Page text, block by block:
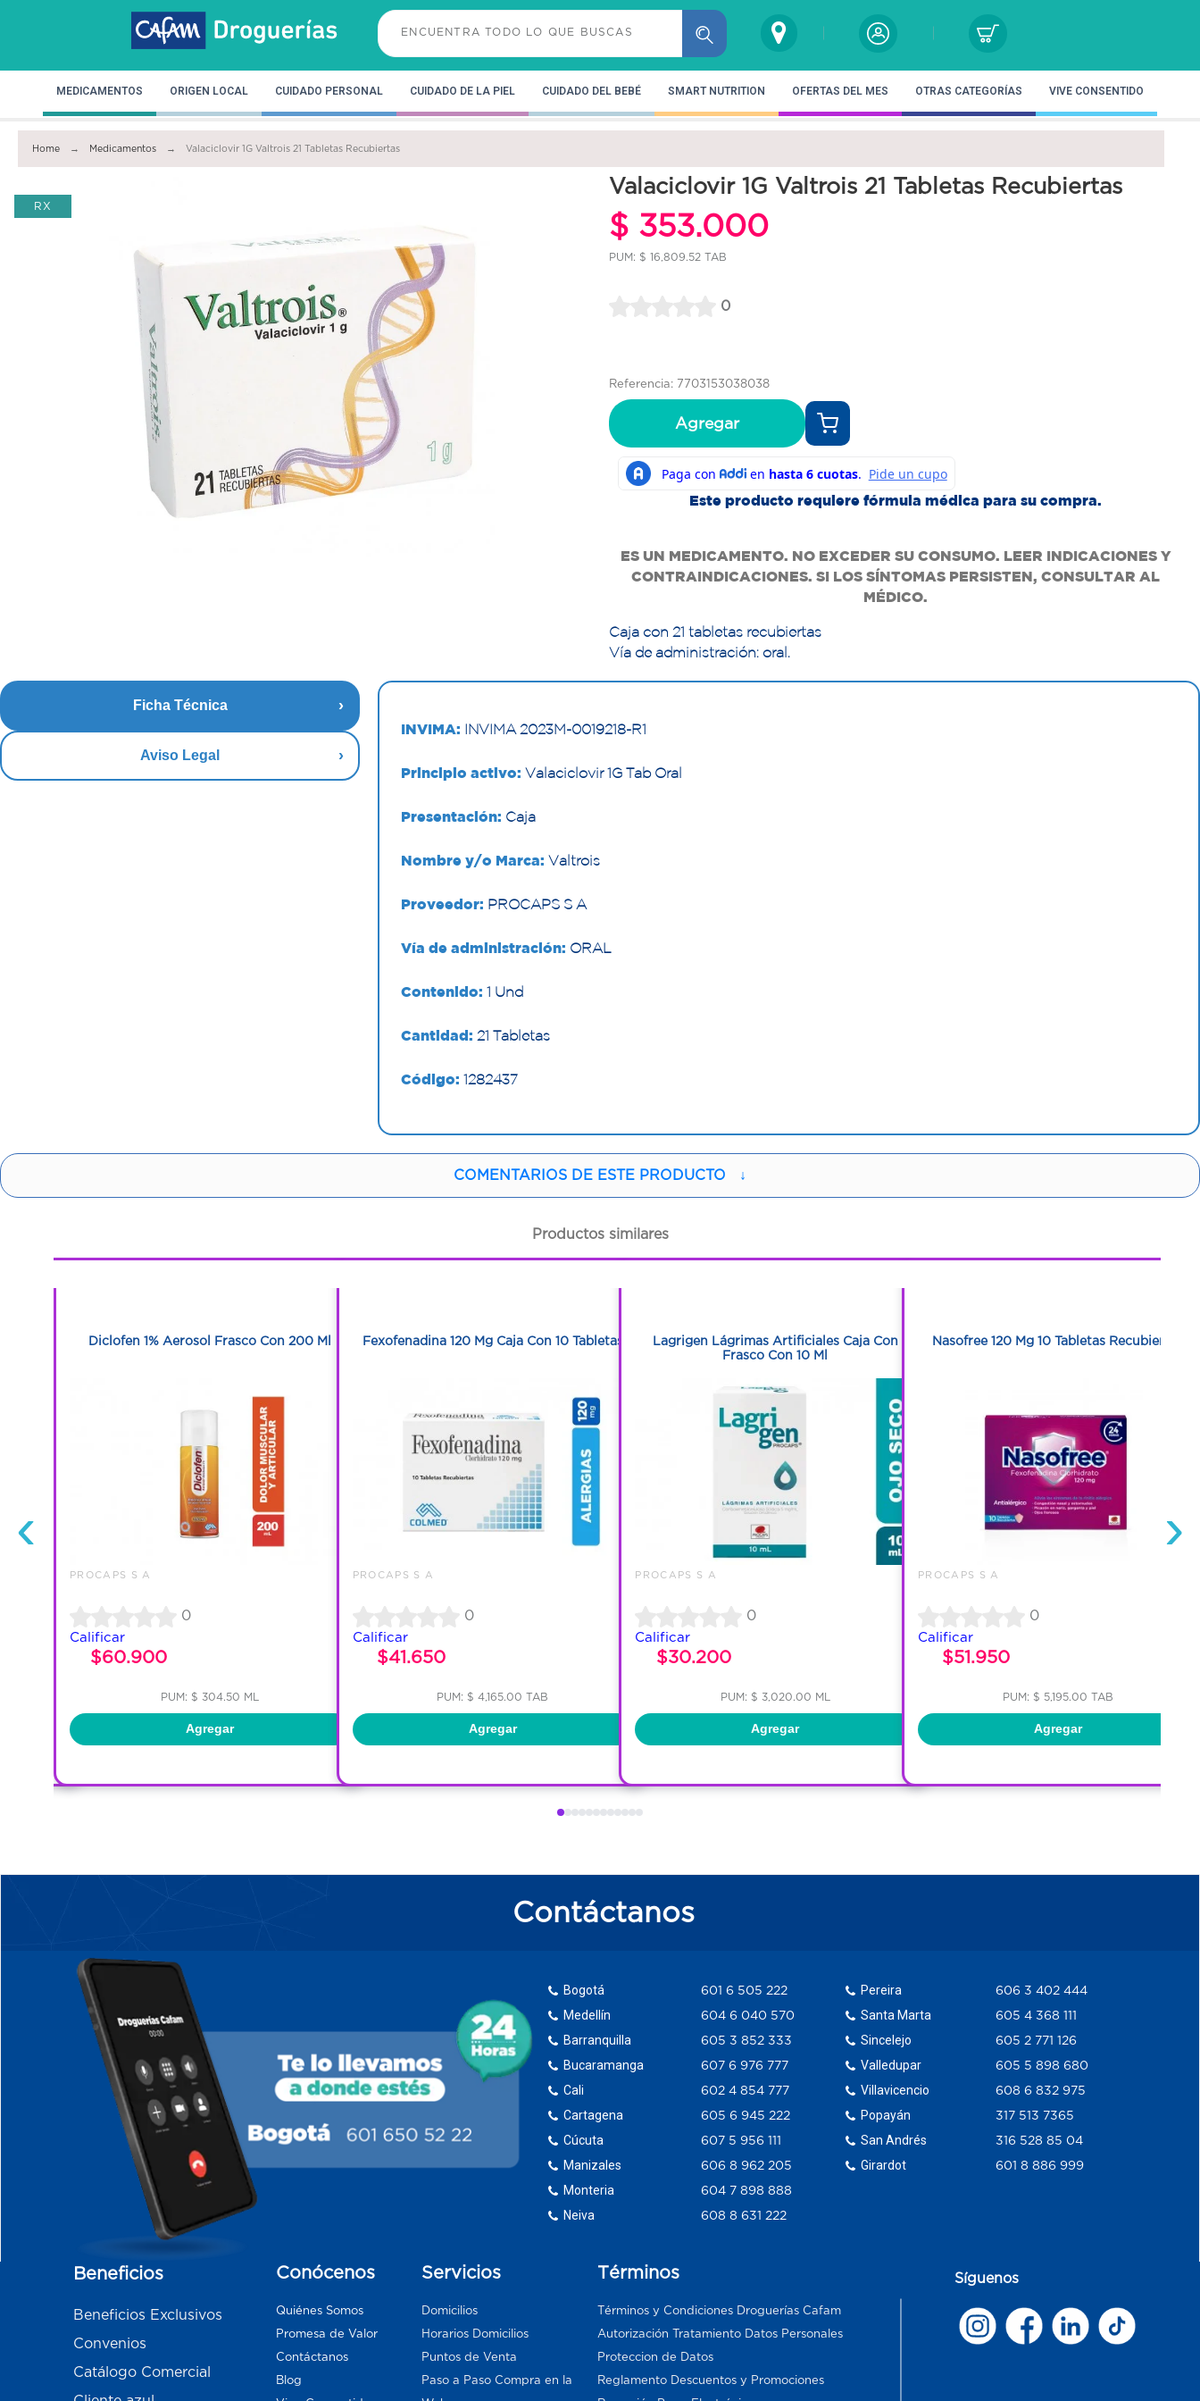
MEDICAMENTOS ORIGEN LOCAL CUIDADO PERSONAL CUIDADO DE LA PIEL CUIDADO DEL BEBÉ SMART NUTRITION OFERTAS DEL MES OTRAS CATEGORÍAS VIVE CONSENTIDO
Home Medicamentos Valaciclovir 1G Valtrois 21 Tabletas Recubiertas
RX
Valaciclovir 1G Valtrois 21 Tabletas Recubiertas
$ 353.000
PUM: $ 16,809.52 TAB
0
Referencia: 7703153038038
Agregar
Este producto requiere fórmula médica para su compra.
ES UN MEDICAMENTO. NO EXCEDER SU CONSUMO. LEER INDICACIONES Y
CONTRAINDICACIONES. SI LOS SÍNTOMAS PERSISTEN, CONSULTAR AL
MÉDICO.
Caja con 21 tabletas recubiertas
Vía de administración: oral.
Ficha Técnica
Aviso Legal
INVIMA: INVIMA 2023M-0019218-R1
Principio activo: Valaciclovir 1G Tab Oral
Presentación: Caja
Nombre y/o Marca: Valtrois
Proveedor: PROCAPS S A
Vía de administración: ORAL
Contenido: 1 Und
Cantidad: 21 Tabletas
Código: 1282437
COMENTARIOS DE ESTE PRODUCTO ↓
Productos similares
‹
Diclofen 1% Aerosol Frasco Con 200 Ml
PROCAPS S A
0
Calificar
$60.900
PUM: $ 304.50 ML
Agregar
Fexofenadina 120 Mg Caja Con 10 Tabletas
PROCAPS S A
0
Calificar
$41.650
PUM: $ 4,165.00 TAB
Agregar
Lagrigen Lágrimas Artificiales Caja Con
Frasco Con 10 Ml
PROCAPS S A
0
Calificar
$30.200
PUM: $ 3,020.00 ML
Agregar
Nasofree 120 Mg 10 Tabletas Recubiertas
PROCAPS S A
0
Calificar
$51.950
PUM: $ 5,195.00 TAB
Agregar
›
Contáctanos
Bogotá
Medellín
Barranquilla
Bucaramanga
Cali
Cartagena
Cúcuta
Manizales
Monteria
Neiva
601 6 505 222
604 6 040 570
605 3 852 333
607 6 976 777
602 4 854 777
605 6 945 222
607 5 956 111
606 8 962 205
604 7 898 888
608 8 631 222
Pereira
Santa Marta
Sincelejo
Valledupar
Villavicencio
Popayán
San Andrés
Girardot
606 3 402 444
605 4 368 111
605 2 771 126
605 5 898 680
608 6 832 975
317 513 7365
316 528 85 04
601 8 886 999
Beneficios
Beneficios Exclusivos
Convenios
Catálogo Comercial
Conócenos
Quiénes Somos
Promesa de Valor
Contáctanos
Blog
Servicios
Domicilios
Horarios Domicilios
Puntos de Venta
Paso a Paso Compra en la
Términos
Términos y Condiciones Droguerías Cafam
Autorización Tratamiento Datos Personales
Proteccion de Datos
Reglamento Descuentos y Promociones
Síguenos